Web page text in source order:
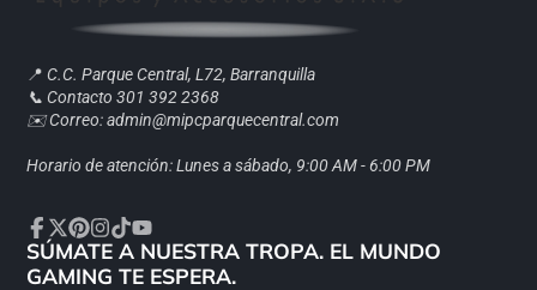
📍 C.C. Parque Central, L72, Barranquilla
📞 Contacto 301 392 2368
✉️ Correo: admin@mipcparquecentral.com
Horario de atención: Lunes a sábado, 9:00 AM - 6:00 PM
Facebook
Twitter
Pinterest
Instagram
TikTok
YouTube
SÚMATE A NUESTRA TROPA. EL MUNDO
GAMING TE ESPERA.